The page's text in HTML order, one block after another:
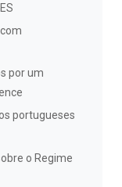
por um
portugueses
o Regime